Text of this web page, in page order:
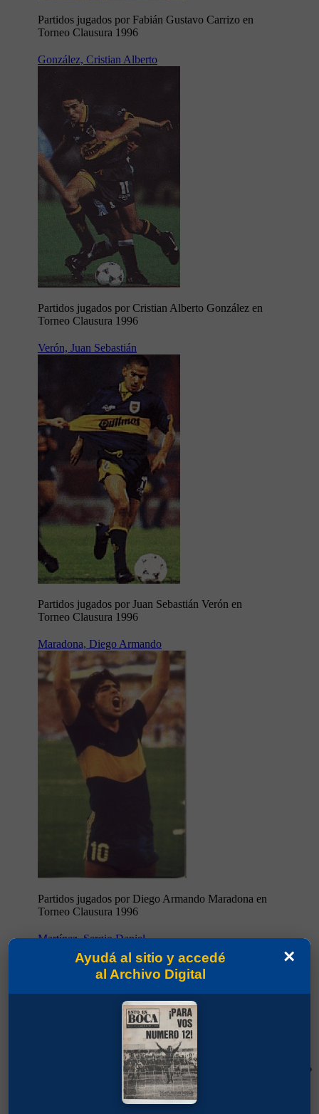
Partidos jugados por Fabián Gustavo Carrizo en
Torneo Clausura 1996
González, Cristian Alberto
Partidos jugados por Cristian Alberto González en
Torneo Clausura 1996
Verón, Juan Sebastián
Partidos jugados por Juan Sebastián Verón en
Torneo Clausura 1996
Maradona, Diego Armando
Partidos jugados por Diego Armando Maradona en
Torneo Clausura 1996
Martínez, Sergio Daniel
×
Ayudá al sitio y accedé
al Archivo Digital